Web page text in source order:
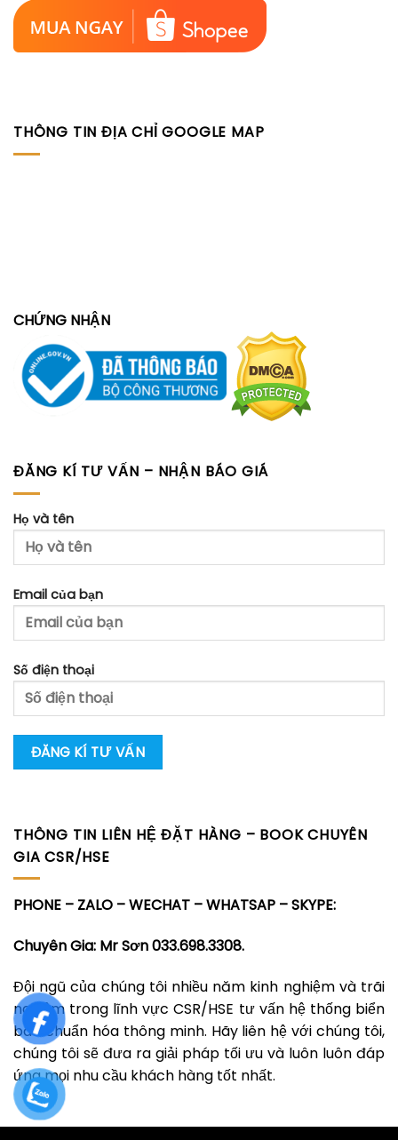
THÔNG TIN ĐỊA CHỈ GOOGLE MAP
CHỨNG NHẬN
ĐĂNG KÍ TƯ VẤN – NHẬN BÁO GIÁ
Họ và tên
Email của bạn
Số điện thoại
THÔNG TIN LIÊN HỆ ĐẶT HÀNG – BOOK CHUYÊN
GIA CSR/HSE
PHONE – ZALO – WECHAT – WHATSAP – SKYPE:
Chuyên Gia: Mr Sơn 033.698.3308.
Đội ngũ của chúng tôi nhiều năm kinh nghiệm và trãi
nghiệm trong lĩnh vực CSR/HSE tư vấn hệ thống biển
báo chuẩn hóa thông minh. Hãy liên hệ với chúng tôi,
chúng tôi sẽ đưa ra giải pháp tối ưu và luôn luôn đáp
ứng mọi nhu cầu khách hàng tốt nhất.